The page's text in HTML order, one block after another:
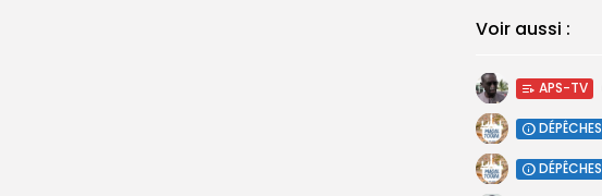
Voir aussi :
APS-TV
DÉPÊCHES
DÉPÊCHES